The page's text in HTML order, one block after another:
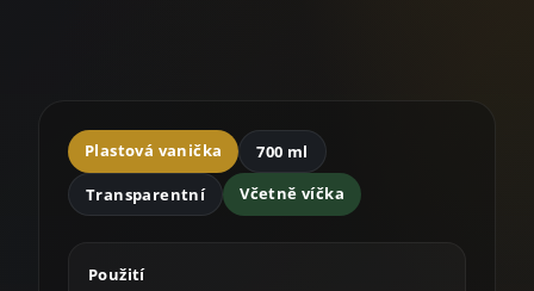
Plastová vanička
700 ml
Transparentní
Včetně víčka
Použití